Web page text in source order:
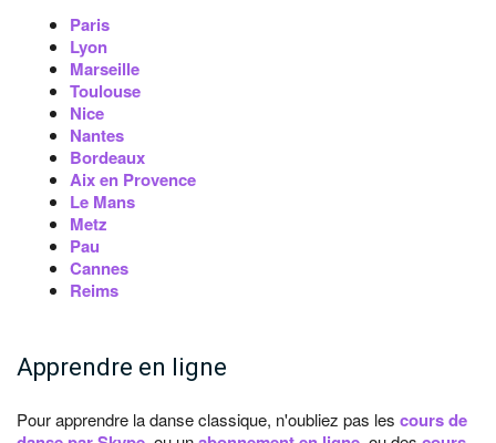
Paris
Lyon
Marseille
Toulouse
Nice
Nantes
Bordeaux
Aix en Provence
Le Mans
Metz
Pau
Cannes
Reims
Apprendre en ligne
Pour apprendre la danse classique, n'oubliez pas les cours de